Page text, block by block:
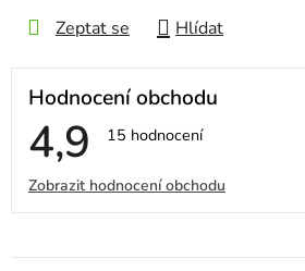
Zeptat se Hlídat
Hodnocení obchodu
4,9 Průměrné
je
hvězdiček.
15 hodnocení
V
ý
p
Zobrazit hodnocení obchodu